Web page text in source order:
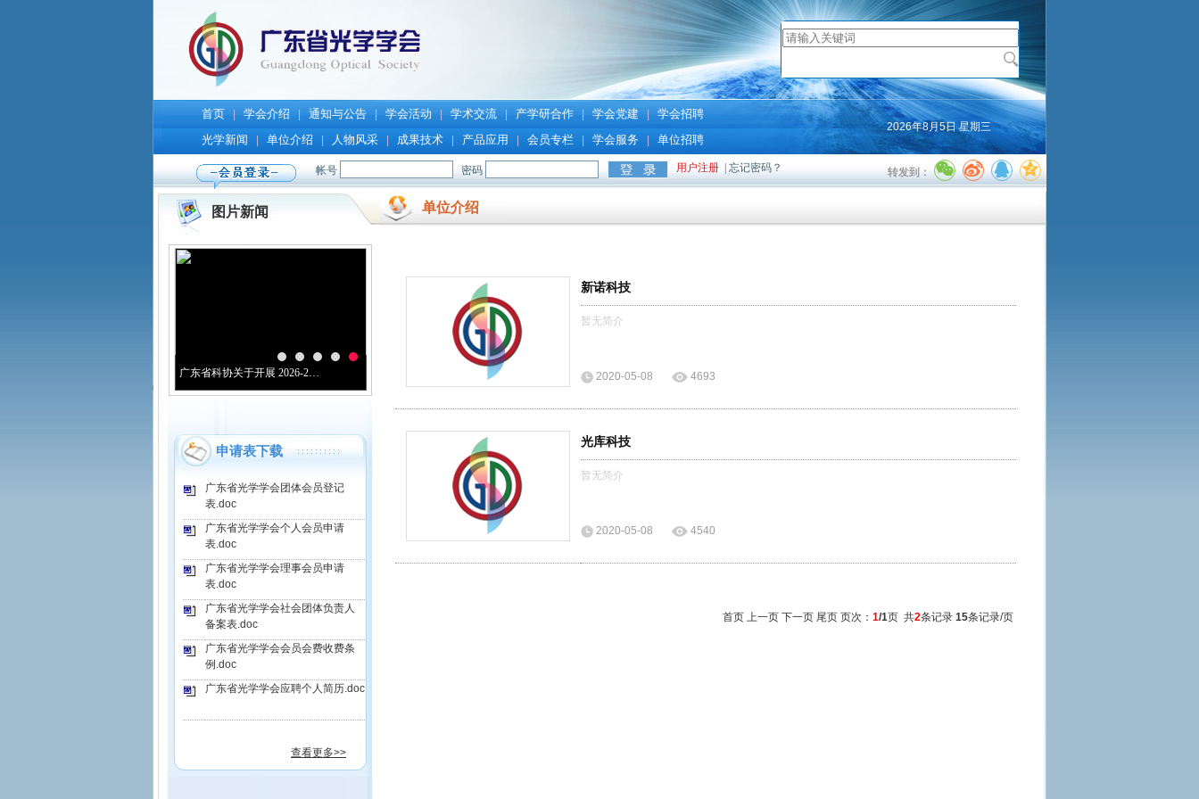
首页 学会介绍 通知与公告 学会活动 学术交流 产学研合作 学会党建
学会招聘
光学新闻
单位介绍 人物风采 成果技术 产品应用 会员专栏 学会服务 单位招聘
2026年8月5日 星期三
转发到：
图片新闻
申请表下载
广东省光学学会团体会员登记
表.doc
广东省光学学会个人会员申请
表.doc
广东省光学学会理事会员申请
表.doc
广东省光学学会社会团体负责人
备案表.doc
广东省光学学会会员会费收费条
例.doc
广东省光学学会应聘个人简历.doc
查看更多>>
单位介绍
新诺科技
暂无简介
2020-05-08 4693
光库科技
暂无简介
2020-05-08 4540
首页 上一页 下一页 尾页 页次： 1/1页 共2条记录 15条记录/页